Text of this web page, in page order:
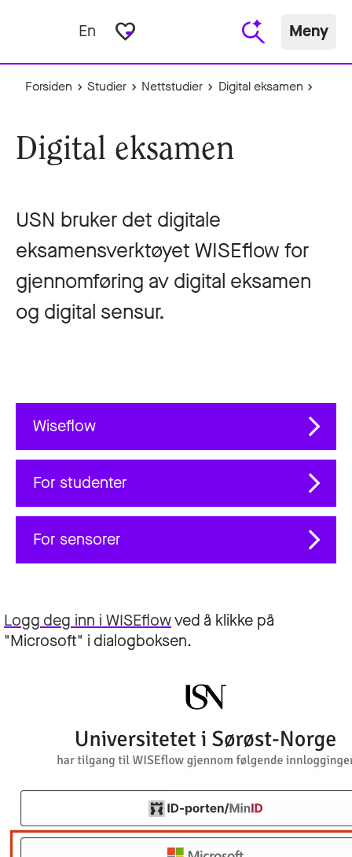
En favorite_border Meny
Forsiden Studier Nettstudier Digital eksamen
Digital eksamen
USN bruker det digitale
eksamensverktøyet WISEflow for
gjennomføring av digital eksamen
og digital sensur.
Wiseflow
For studenter
For sensorer
Logg deg inn i WISEflowved å klikke på
"Microsoft" i dialogboksen.